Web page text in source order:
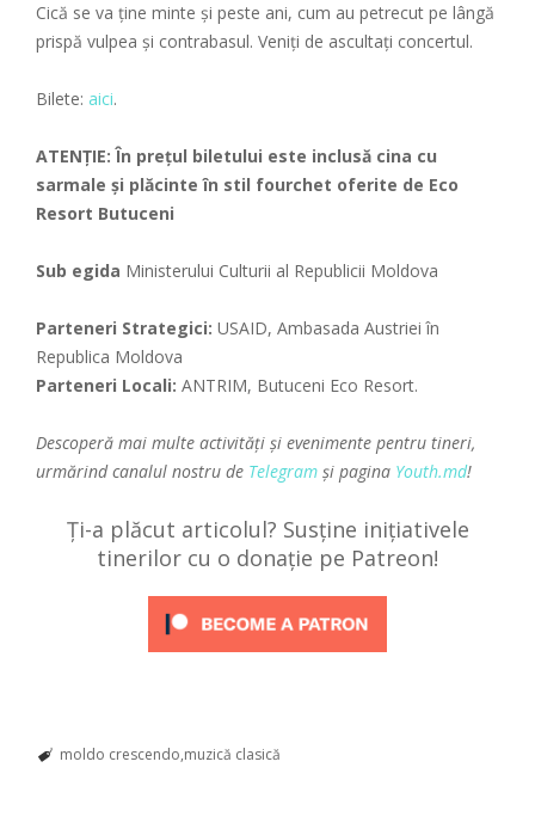
Cică se va ține minte și peste ani, cum au petrecut pe lângă
prispă vulpea și contrabasul. Veniți de ascultați concertul.
Bilete: aici.
ATENȚIE: În prețul biletului este inclusă cina cu
sarmale și plăcinte în stil fourchet oferite de Eco
Resort Butuceni
Sub egida Ministerului Culturii al Republicii Moldova
Parteneri Strategici: USAID, Ambasada Austriei în
Republica Moldova
Parteneri Locali: ANTRIM, Butuceni Eco Resort.
Descoperă mai multe activități și evenimente pentru tineri,
urmărind canalul nostru de Telegram și pagina Youth.md!
Ți-a plăcut articolul? Susține inițiativele
tinerilor cu o donație pe Patreon!
moldo crescendo muzică clasică